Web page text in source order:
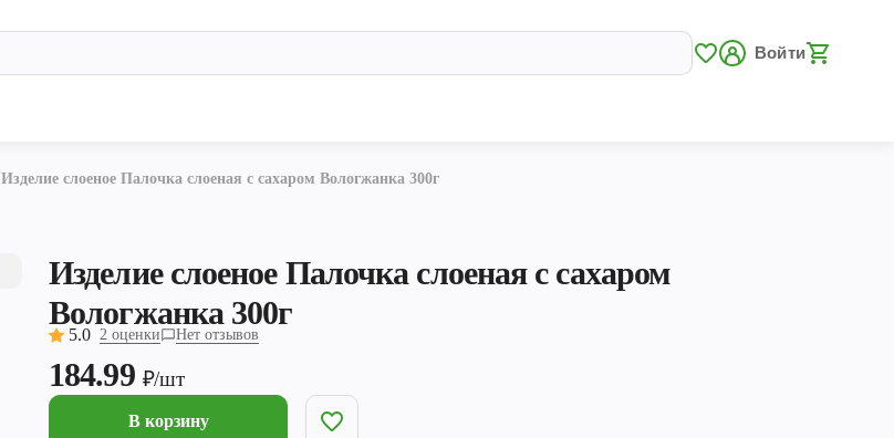
Войти
Изделие слоеное Палочка слоеная с сахаром Вологжанка 300г
Изделие слоеное Палочка слоеная с сахаром
Вологжанка 300г
5.0 2 оценки Нет отзывов
184.99 ₽/шт
В корзину